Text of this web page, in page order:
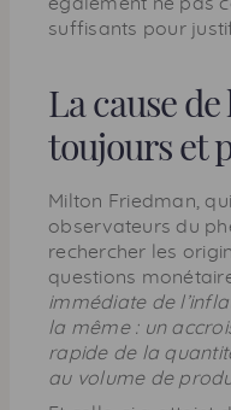
suffisants pour
La cause
toujours et
Milton Friedman,
observateurs du
rechercher les
questions
immédiate de
la même : un
rapide de la
au volume de